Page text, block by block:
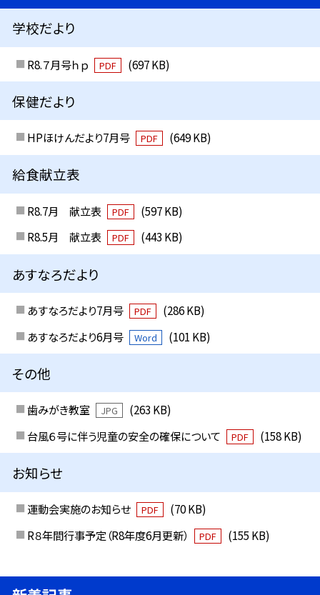
学校だより
R8.７月号ｈｐ PDF (697 KB)
保健だより
HPほけんだより7月号 PDF (649 KB)
給食献立表
R8.7月 献立表 PDF
(597 KB)
R8.5月 献立表
PDF (443 KB)
あすなろだより
あすなろだより7月号 PDF
(286 KB)
あすなろだより6月号
Word (101 KB)
その他
歯みがき教室 JPG
(263 KB)
台風６号に伴う児童の安全の確保について
PDF (158 KB)
お知らせ
運動会実施のお知らせ PDF
(70 KB)
R８年間行事予定（R8年度6月更新）
PDF (155 KB)